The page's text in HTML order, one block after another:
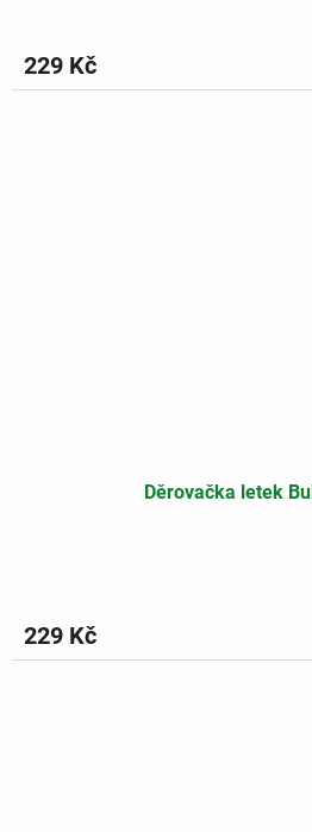
229 Kč
Děrovačka letek
229 Kč